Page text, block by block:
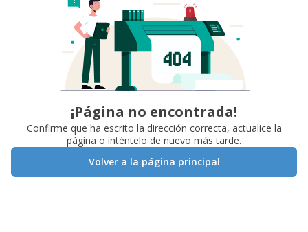
¡Página no encontrada!
Confirme que ha escrito la dirección correcta, actualice la
página o inténtelo de nuevo más tarde.